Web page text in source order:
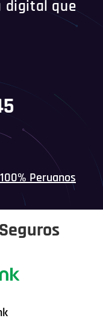
digital que
Peruanos